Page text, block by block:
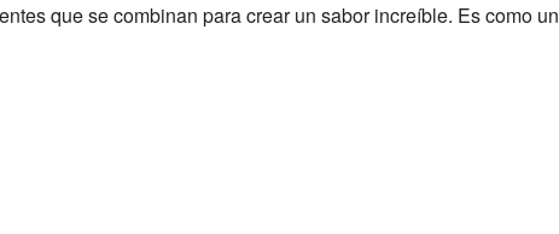
que se combinan para crear un sabor increíble. Es como un